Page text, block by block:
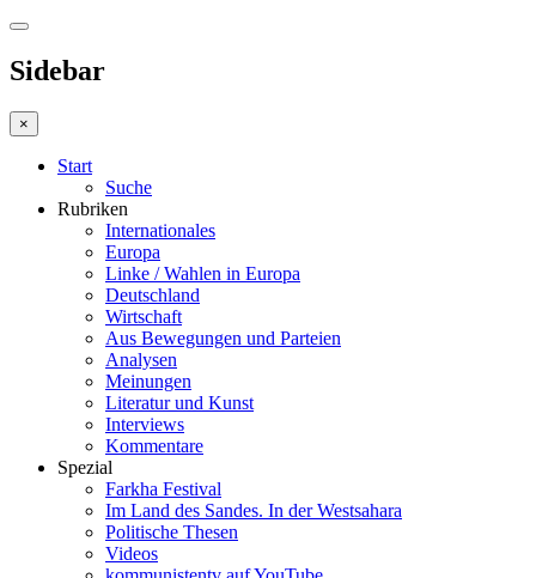
Sidebar
×
Start
Suche
Rubriken
Internationales
Europa
Linke / Wahlen in Europa
Deutschland
Wirtschaft
Aus Bewegungen und Parteien
Analysen
Meinungen
Literatur und Kunst
Interviews
Kommentare
Spezial
Farkha Festival
Im Land des Sandes. In der Westsahara
Politische Thesen
Videos